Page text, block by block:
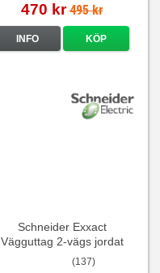
470 kr 495 kr
INFO KÖP
Schneider Exxact
Vägguttag 2-vägs jordat
Vit standarduttag
(137)